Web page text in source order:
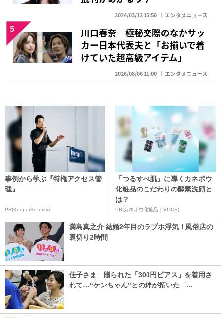
2024/03/12 15:50 エンタメニュース
川口春奈 極秘交際のなかサッ
カー日本代表夫と「お揃いで着
けていた超高級アイテム」
2026/08/06 11:00 エンタメニュース
5
事例から学ぶ『特権アクセス管
理』
PR(KeeperSecurity)
「つるすべ肌」に導くカネボウ
化粧品のこだわりの酵素洗顔と
は？
PR(カネボウ化粧品｜VOCE)
満島真之介 結婚2年目のラブホ浮気！風俗店の
裏切り2時間
佳子さま 贈られた「300円ピアス」を着用さ
れて…“ケンちゃん”との絆が拓いた「...